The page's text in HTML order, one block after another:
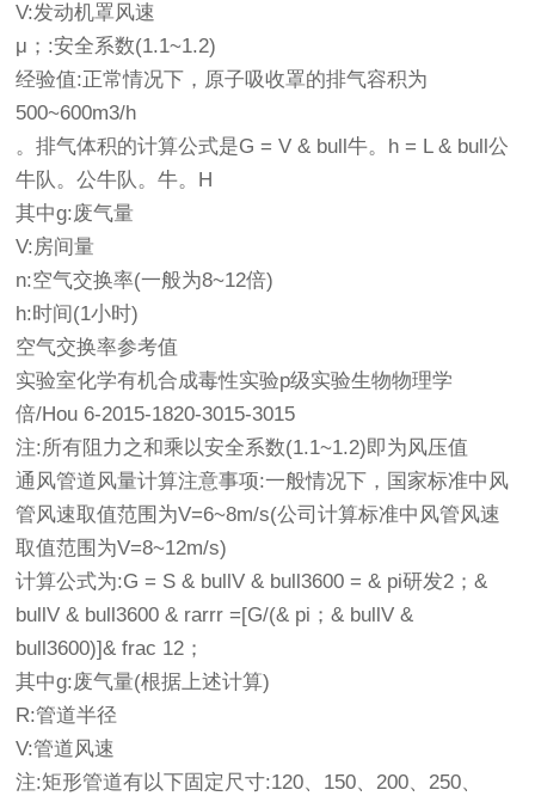
V:发动机罩风速
μ；:安全系数(1.1~1.2)
经验值:正常情况下，原子吸收罩的排气容积为
500~600m3/h
。排气体积的计算公式是G = V & bull牛。h = L & bull公
牛队。公牛队。牛。H
其中g:废气量
V:房间量
n:空气交换率(一般为8~12倍)
h:时间(1小时)
空气交换率参考值
实验室化学有机合成毒性实验p级实验生物物理学
倍/Hou 6-2015-1820-3015-3015
注:所有阻力之和乘以安全系数(1.1~1.2)即为风压值
通风管道风量计算注意事项:一般情况下，国家标准中风
管风速取值范围为V=6~8m/s(公司计算标准中风管风速
取值范围为V=8~12m/s)
计算公式为:G = S & bullV & bull3600 = & pi研发2；&
bullV & bull3600 & rarrr =[G/(& pi；& bullV &
bull3600)]& frac 12；
其中g:废气量(根据上述计算)
R:管道半径
V:管道风速
注:矩形管道有以下固定尺寸:120、150、200、250、